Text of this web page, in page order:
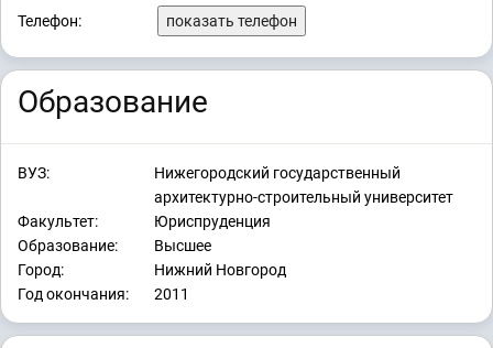
Телефон: показать телефон
Образование
ВУЗ:
Нижегородский государственный
архитектурно-строительный университет
Факультет:
Юриспруденция
Образование:
Высшее
Город:
Нижний Новгород
Год окончания:
2011